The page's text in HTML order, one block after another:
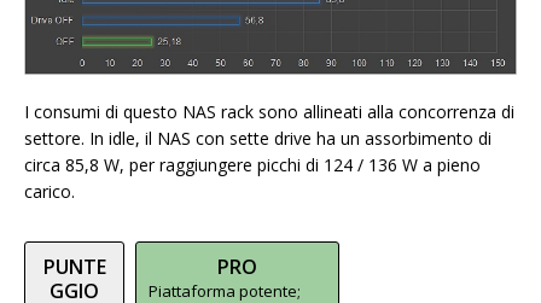
I consumi di questo NAS rack sono allineati alla concorrenza di
settore. In idle, il NAS con sette drive ha un assorbimento di
circa 85,8 W, per raggiungere picchi di 124 / 136 W a pieno
carico.
PUNTE
GGIO
PRO
Piattaforma potente;